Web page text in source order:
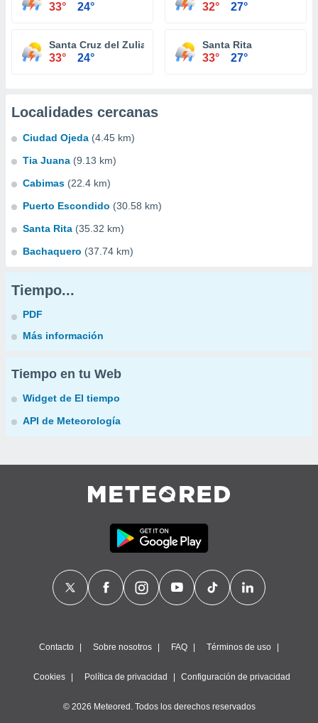
33° 24° 32° 27°
Santa Cruz del Zulia
33° 24°
Santa Rita
33° 27°
Localidades cercanas
Ciudad Ojeda (4.45 km)
Tia Juana (9.13 km)
Cabimas (22.4 km)
Puerto Escondido (30.58 km)
Santa Rita (35.32 km)
Bachaquero (37.74 km)
Tiempo...
PDF
Más información
Tiempo en tu Web
Widget de El tiempo
API de Meteorología
Contacto Sobre nosotros FAQ Términos de uso
Cookies Política de privacidad Configuración de privacidad
© 2026 Meteored. Todos los derechos reservados